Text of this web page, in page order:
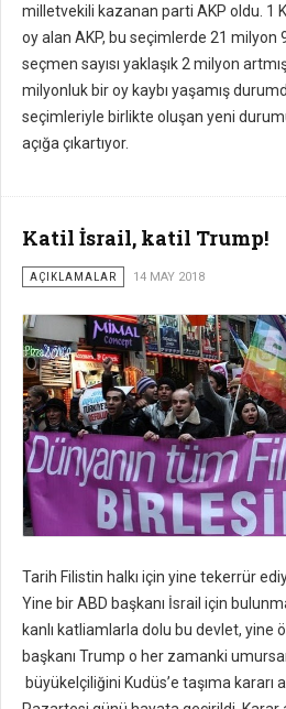
milletvekili kazanan parti AKP oldu. 1
oy alan AKP, bu seçimlerde 21 milyon
seçmen sayısı yaklaşık 2 milyon
milyonluk bir oy kaybı yaşamış
seçimleriyle birlikte oluşan yeni
açığa çıkartıyor.
Katil İsrail, katil Trump!
AÇIKLAMALAR 14 MAY 2018
Tarih Filistin halkı için yine tekerrür
Yine bir ABD başkanı İsrail için
kanlı katliamlarla dolu bu devlet, yine
başkanı Trump o her zamanki
büyükelçiliğini Kudüs’e taşıma kararı